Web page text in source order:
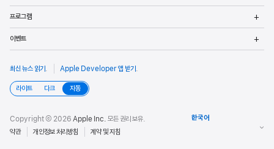
프로그램
이벤트
최신 뉴스 읽기. Apple Developer 앱 받기.
라이트 다크 자동
Copyright © 2026 Apple Inc. 모든 권리 보유.
약관
개인정보 처리방침 계약 및 지침